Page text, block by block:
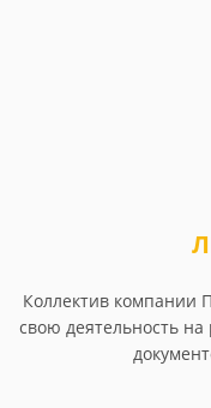
Коллектив компании
свою деятельность